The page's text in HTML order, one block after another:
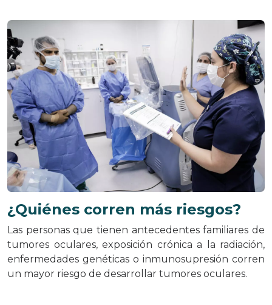
¿Quiénes corren más riesgos?
Las personas que tienen antecedentes familiares de
tumores oculares, exposición crónica a la radiación,
enfermedades genéticas o inmunosupresión corren
un mayor riesgo de desarrollar tumores oculares.